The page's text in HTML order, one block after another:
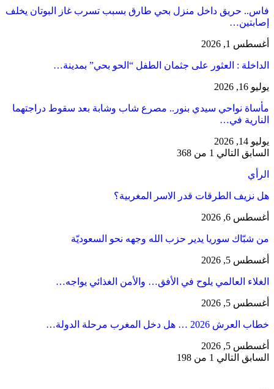
فاس.. حريق داخل منزل بحي طارق بسبب تسرب غاز البوتان يخلف
إصابتين…
أغسطس 1, 2026
​الداخلة : العثور على جثمان الطفل “الحو بحي” بمدينة…
يوليو 16, 2026
مأساة نواحي سيدي بنور.. مصرع شاب وشابة بعد سقوط دراجتهما
النارية في…
يوليو 14, 2026
السابق التالي 1 من 368
الرأي
هل نزيف الطرقات قدر الاسر المغربية؟
أغسطس 6, 2026
من شبّاك سوريا يدير حزب الله وجهه نحو السعوديّة
أغسطس 5, 2026
الغلاء العالمي يلوح في الأفق… والأمن الغذائي يواجه…
أغسطس 5, 2026
خطاب العرش 2026 … هل دخل المغرب مرحلة الدولة…
أغسطس 5, 2026
السابق التالي 1 من 198